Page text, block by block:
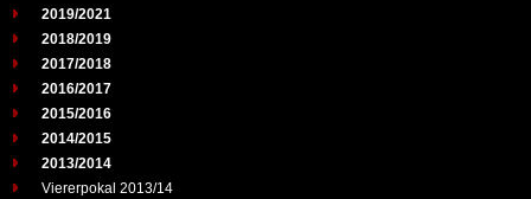
2019/2021
2018/2019
2017/2018
2016/2017
2015/2016
2014/2015
2013/2014
Viererpokal 2013/14